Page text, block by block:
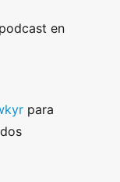
en
para